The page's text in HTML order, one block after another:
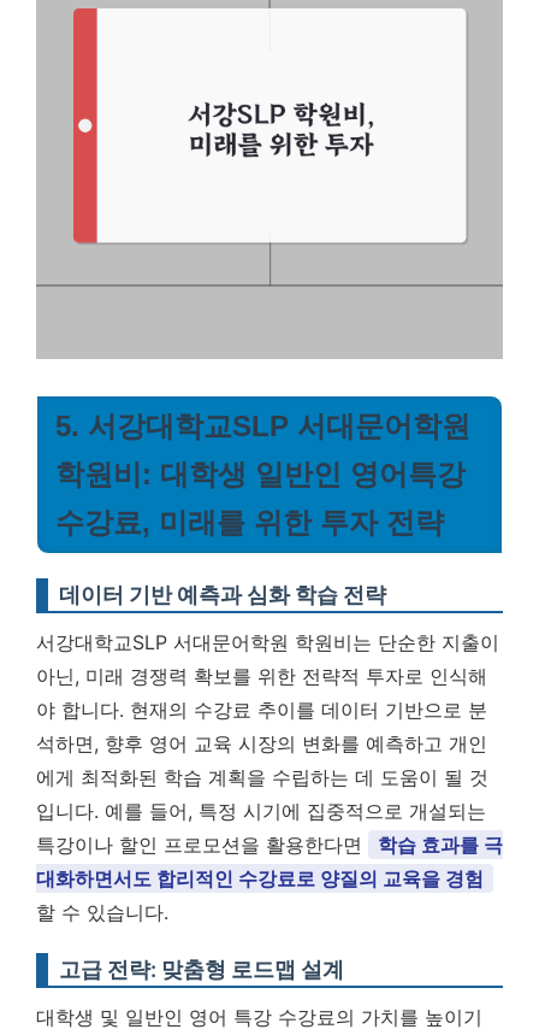
5. 서강대학교SLP 서대문어학원
학원비: 대학생 일반인 영어특강
수강료, 미래를 위한 투자 전략
데이터 기반 예측과 심화 학습 전략
서강대학교SLP 서대문어학원 학원비는 단순한 지출이
아닌, 미래 경쟁력 확보를 위한 전략적 투자로 인식해
야 합니다. 현재의 수강료 추이를 데이터 기반으로 분
석하면, 향후 영어 교육 시장의 변화를 예측하고 개인
에게 최적화된 학습 계획을 수립하는 데 도움이 될 것
입니다. 예를 들어, 특정 시기에 집중적으로 개설되는
특강이나 할인 프로모션을 활용한다면
학습 효과를 극
대화하면서도 합리적인 수강료로 양질의 교육을 경험
할 수 있습니다.
고급 전략: 맞춤형 로드맵 설계
대학생 및 일반인 영어 특강 수강료의 가치를 높이기